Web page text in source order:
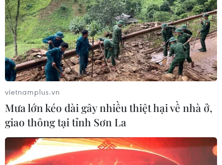
năm xưa - bày tỏ: "Thế hệ chúng tôi mong con cháu
hôm nay và mai sau sẽ đứng lên, ngẩng cao đầu bước
tới với tinh thần Điện Biên Phủ bất diệt."
vietnamplus.vn
Mưa lớn kéo dài gây nhiều thiệt hại về nhà ở,
giao thông tại tỉnh Sơn La